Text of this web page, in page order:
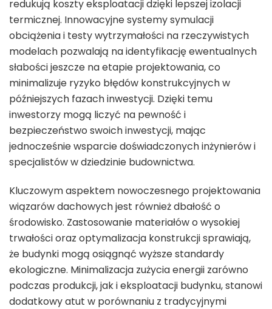
redukują koszty eksploatacji dzięki lepszej izolacji
termicznej. Innowacyjne systemy symulacji
obciążenia i testy wytrzymałości na rzeczywistych
modelach pozwalają na identyfikację ewentualnych
słabości jeszcze na etapie projektowania, co
minimalizuje ryzyko błędów konstrukcyjnych w
późniejszych fazach inwestycji. Dzięki temu
inwestorzy mogą liczyć na pewność i
bezpieczeństwo swoich inwestycji, mając
jednocześnie wsparcie doświadczonych inżynierów i
specjalistów w dziedzinie budownictwa.
Kluczowym aspektem nowoczesnego projektowania
wiązarów dachowych jest również dbałość o
środowisko. Zastosowanie materiałów o wysokiej
trwałości oraz optymalizacja konstrukcji sprawiają,
że budynki mogą osiągnąć wyższe standardy
ekologiczne. Minimalizacja zużycia energii zarówno
podczas produkcji, jak i eksploatacji budynku, stanowi
dodatkowy atut w porównaniu z tradycyjnymi